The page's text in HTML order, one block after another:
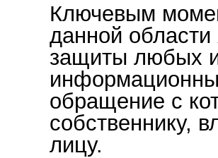
Ключевым
данной области
защиты любых
обращение с
собственнику,
лицу.